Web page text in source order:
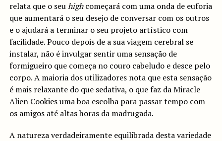
relata que o seuhighcomeçará com uma onda de euforia
que aumentará o seu desejo de conversar com os outros
e o ajudará a terminar o seu projeto artístico com
facilidade. Pouco depois de a sua viagem cerebral se
instalar, não é invulgar sentir uma sensação de
formigueiro que começa no couro cabeludo e desce pelo
corpo. A maioria dos utilizadores nota que esta sensação
é mais relaxante do que sedativa, o que faz da Miracle
Alien Cookies uma boa escolha para passar tempo com
os amigos até altas horas da madrugada.
A natureza verdadeiramente equilibrada desta variedade